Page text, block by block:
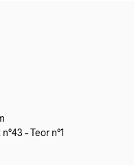
– Teor n°1